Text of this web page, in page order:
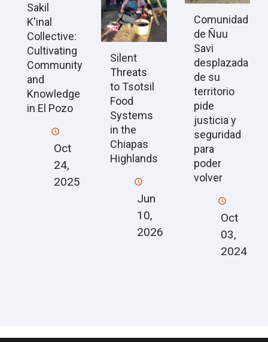
Sakil
K'inal
Collective:
Cultivating
Community
and
Knowledge
in El Pozo
Oct
24,
2025
Silent
Threats
to Tsotsil
Food
Systems
in the
Chiapas
Highlands
Jun
10,
2026
Comunidad
de Ñuu
Savi
desplazada
de su
territorio
pide
justicia y
seguridad
para
poder
volver
Oct
03,
2024